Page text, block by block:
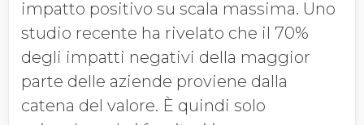
impatto positivo su scala massima. Uno
studio recente ha rivelato che il 70%
degli impatti negativi della maggior
parte delle aziende proviene dalla
catena del valore. È quindi solo